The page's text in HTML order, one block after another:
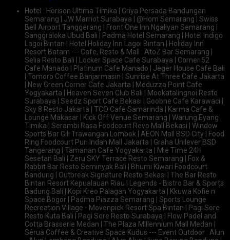
Hotel : Horison Ultima Timika | Griya Persada Bandungan
Semarang | JW Marriot Surabaya | @Hom Semarang | Swiss
Bell Airport Tanggerang | Front One Inn Ngaliyan Semarang |
Sanggraloka Ubud Bali | Padma Hotel Semarang | Hotel Indigo
Lagoi Bintan | Hotel Holiday Inn Lagoi Bintan | Holiday Inn
Resort Batam --- Cafe, Resto & Mall : AtoZ Bar Semarang |
Selia Resto Bali | Locker Space Cafe Surabaya | Corner 52
Cafe Manado | Platinum Cafe Manado | Jeger House Cafe Bali
| Tomoro Coffee Banjarmasin | Sunrise At Three Cafe Jakarta
| New Green Corner Cafe Jakarta | Meduzza Point Cafe
Yogyakarta | Heaven Seven Club Bali | Mookatalingnoi Resto
Surabaya | Seedz Sport Cafe Bekasi | Goobne Cafe Karawaci |
Sky 8 Resto Jakarta | TCO Cafe Samarinda | Karma Cafe &
Lounge Makasar | Kick Off Venue Semarang | Warung Eyang
Timika | Serambi Rasa Foodcourt Revo Mall Bekasi | Window
Sports Bar Gili Trawangan Lombok | AEON Mall BSD City | Food
Ring Foodcourt Puri Indah Mall Jakarta | Graha Unilever BSD
Tangerang | Tamanan Cafe Yogyakarta | Mie Time 24H
Sesetan Bali | Zeru SKY Terrace Resto Semarang | Fox &
Rabbit Bar Resto Seminyak Bali | Bhumi Kiwari Foodcourt
Bandung | Outbreak Signature Resto Bekasi | The Bar Resto
Bintan Resort Kepualauan Riau | Legends - Bistro Bar & Sports
Badung Bali | Kopi Kreo Palagan Yogyakarta | Kkuwa Kofie n
Space Bogor | Padma Piazza Semarang | Sports Lounge
Recreation Village - Movenpick Resort Spa Bintan | Pagi Sore
Resto Kuta Bali | Pagi Sore Resto Surabaya | Flow Padel and
Cotta Brasserie Medan | The Plaza Mlllennium Mall Medan |
Sérua Coffee & Creative Space Kudus --- Event Outdoor : Alun